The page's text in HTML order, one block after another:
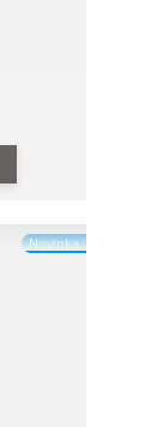
Novinka